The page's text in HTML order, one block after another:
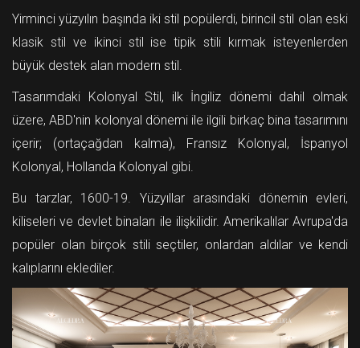
Yirminci yüzyılın başında iki stil popülerdi, birincil stil olan eski
klasik stil ve ikinci stil ise tipik stili kırmak isteyenlerden
büyük destek alan modern stil.
Tasarımdaki Kolonyal Stil, ilk İngiliz dönemi dahil olmak
üzere, ABD'nin kolonyal dönemi ile ilgili birkaç bina tasarımını
içerir; (ortaçağdan kalma), Fransız Kolonyal, İspanyol
Kolonyal, Hollanda Kolonyal gibi.
Bu tarzlar, 1600-19. Yüzyıllar arasındaki dönemin evleri,
kiliseleri ve devlet binaları ile ilişkilidir. Amerikalılar Avrupa'da
popüler olan birçok stili seçtiler, onlardan aldılar ve kendi
kalıplarını eklediler.